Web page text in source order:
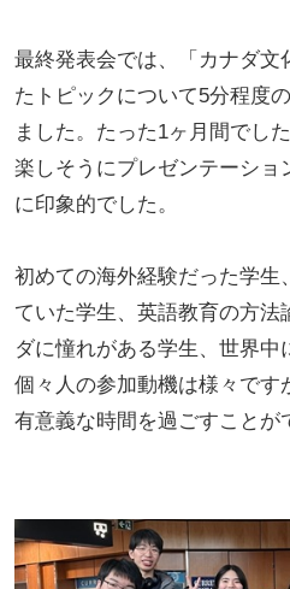
最終発表会では、「カナダ文
たトピックについて5分程度
ました。たった1ヶ月間でし
楽しそうにプレゼンテーショ
に印象的でした。
初めての海外経験だった学生
ていた学生、英語教育の方法
ダに憧れがある学生、世界中
個々人の参加動機は様々です
有意義な時間を過ごすことが